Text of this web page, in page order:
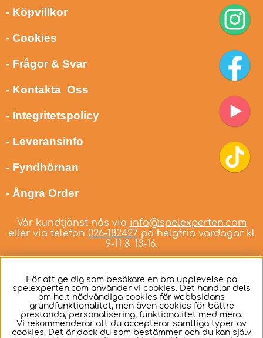
- Köpvillkor
- Cookies
- Frågor & Svar
- Kontakta Oss
- Integritetspolicy
- Leveransinfo
- Fyndhörnan
- Ångra Order
Vår kundtjänst nås via info@spelexperten.com
eller via telefon 026-182427 på helgfria vardagar kl
9-11 & 13-16.
Svenska
För att ge dig som besökare en bra upplevelse på
spelexperten.com använder vi cookies. Det handlar dels
om helt nödvändiga cookies för webbsidans
grundfunktionalitet, men även cookies för bättre
prestanda, personalisering, funktionalitet med mera.
Vi rekommenderar att du accepterar samtliga typer av
cookies. Det är dock du som bestämmer och du kan själv